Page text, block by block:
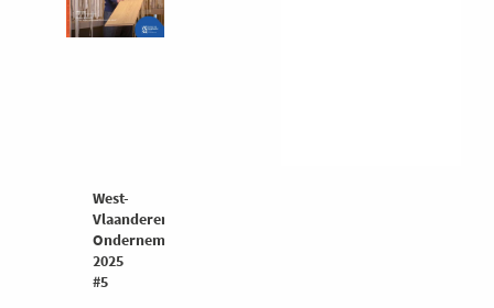
West-
Vlaanderen
Ondernemers
2025
#5